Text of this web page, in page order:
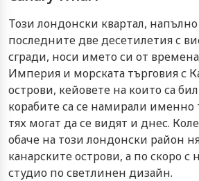
Този лондонски квартал,
последните две десетилетия с
сгради, носи името си от
Империя и морската търговия с
острови, кейовете на които са
корабите са се намирали именно
тях могат да се видят и днес.
обаче на този лондонски район
канарските острови, а по скоро с
студио по светлинен дизайн.